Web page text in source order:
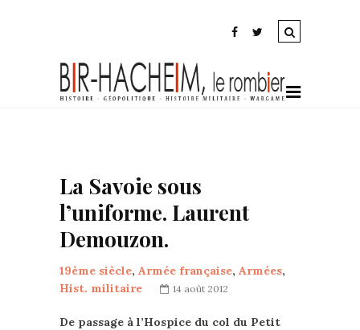
La Savoie sous
l’uniforme. Laurent
Demouzon.
19ème siècle, Armée française, Armées,
Hist. militaire
14 août 2012
De passage à l’Hospice du col du Petit